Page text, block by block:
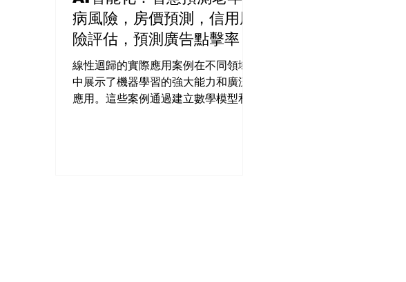
病風險，房價預測，信用風
險評估，預測廣告點擊率
線性迴歸的實際應用案例在不同領域
中展示了機器學習的強大能力和廣泛
應用。這些案例通過建立數學模型和